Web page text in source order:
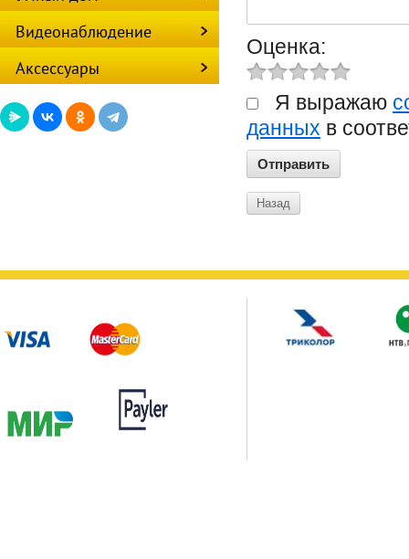
Оценка:
Я выражаю
данных в
Назад
Видеонаблюдение
Аксессуары